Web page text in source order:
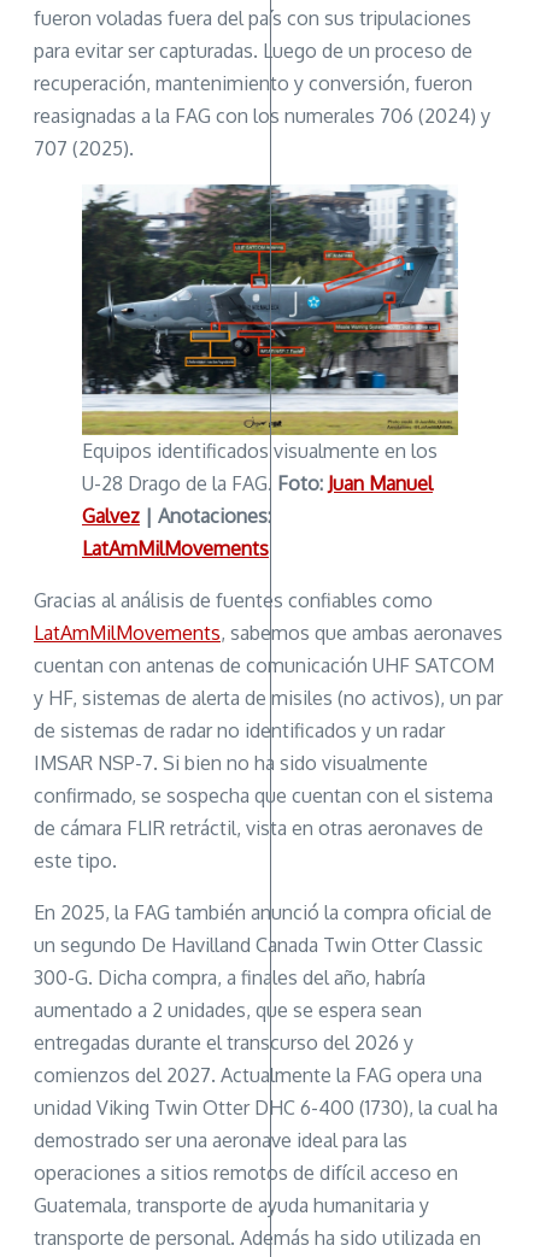
fueron voladas fuera del país con sus tripulaciones
para evitar ser capturadas. Luego de un proceso de
recuperación, mantenimiento y conversión, fueron
reasignadas a la FAG con los numerales 706 (2024) y
707 (2025).
Equipos identificados visualmente en los
U-28 Drago de la FAG. Foto: Juan Manuel
Galvez | Anotaciones:
LatAmMilMovements
Gracias al análisis de fuentes confiables como
LatAmMilMovements, sabemos que ambas aeronaves
cuentan con antenas de comunicación UHF SATCOM
y HF, sistemas de alerta de misiles (no activos), un par
de sistemas de radar no identificados y un radar
IMSAR NSP-7. Si bien no ha sido visualmente
confirmado, se sospecha que cuentan con el sistema
de cámara FLIR retráctil, vista en otras aeronaves de
este tipo.
En 2025, la FAG también anunció la compra oficial de
un segundo De Havilland Canada Twin Otter Classic
300-G. Dicha compra, a finales del año, habría
aumentado a 2 unidades, que se espera sean
entregadas durante el transcurso del 2026 y
comienzos del 2027. Actualmente la FAG opera una
unidad Viking Twin Otter DHC 6-400 (1730), la cual ha
demostrado ser una aeronave ideal para las
operaciones a sitios remotos de difícil acceso en
Guatemala, transporte de ayuda humanitaria y
transporte de personal. Además ha sido utilizada en